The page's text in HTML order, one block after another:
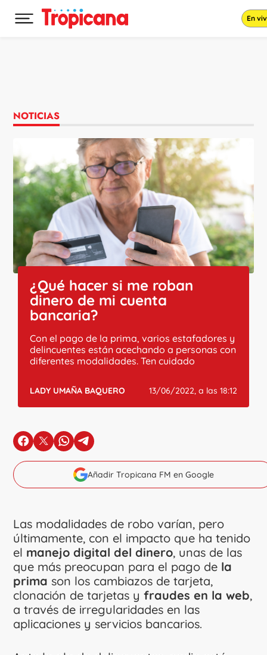
Desplegar menú principal En
NOTICIAS
¿Qué hacer si me roban
dinero de mi cuenta
bancaria?
Con el pago de la prima, varios estafadores y
delincuentes están acechando a personas con
diferentes modalidades. Ten cuidado
LADY UMAÑA BAQUERO 13/06/2022, a las 18:12
en Facebook
en Xen Whatsapp
en Telegram
Añadir Tropicana FM en Google
Las modalidades de robo varían, pero
últimamente, con el impacto que ha tenido
el manejo digital del dinero, unas de las
que más preocupan para el pago de la
prima son los cambiazos de tarjeta,
clonación de tarjetas y fraudes en la web,
a través de irregularidades en las
aplicaciones y servicios bancarios.